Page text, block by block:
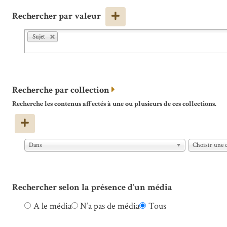
Rechercher par valeur
Sujet
Recherche par collection
Recherche les contenus affectés à une ou plusieurs de ces collections.
Dans Choisir une
Rechercher selon la présence d’un média
A le média
N’a pas de média Tous